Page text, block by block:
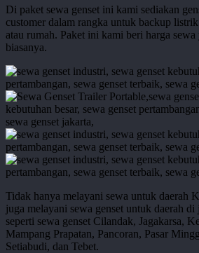
Di paket sewa genset ini kami sediakan
customer dalam rangka untuk backup
atau rumah. Paket ini kami beri harga
biasanya.
rental
genset
arthur
teknik
-13
rental
genset
arthur
teknik
1
rental
gesnet
genset
1
Tidak hanya melayani sewa untuk daerah
juga melayani sewa genset untuk daerah di
seperti sewa genset Cilandak, Jagakarsa,
Mampang Prapatan, Pancoran, Pasar
Setiabudi, dan Tebet.